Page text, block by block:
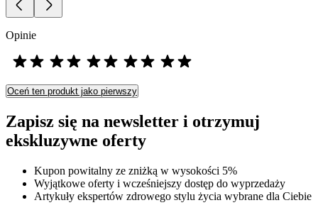
Opinie
Oceń ten produkt jako pierwszy
Zapisz się na newsletter i otrzymuj
ekskluzywne oferty
Kupon powitalny ze zniżką w wysokości 5%
Wyjątkowe oferty i wcześniejszy dostęp do wyprzedaży
Artykuły ekspertów zdrowego stylu życia wybrane dla Ciebie